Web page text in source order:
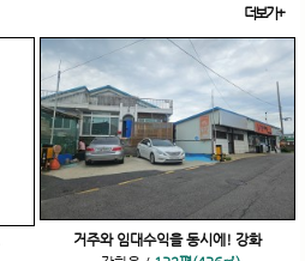
더보기+
거주와 임대수익을 동시에! 강화